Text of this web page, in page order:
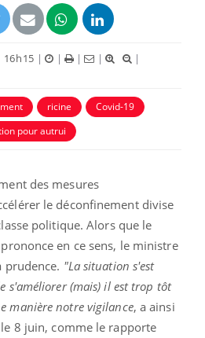
16h15 | | | |
|
ricine
Covid-19
pour autrui
des mesures
le déconfinement divise
politique. Alors que le
en ce sens, le ministre
prudence. "La situation s'est
s'améliorer (mais) il est trop tôt
manière notre vigilance, a ainsi
8 juin, comme le rapporte